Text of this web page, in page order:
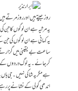
روز جیتے ہیں اور روز مرتے
یہ مرثیہ ہے ان لوگوں کا جن
یہ کہانی ہے ان لوگوں کی
ساعت بے یقینی میں گزارتے
کر جائے۔ یہ لوگ دردوں کے
ہے مگر یہ شاکی نہیں۔ جی
اندھی گولی کے نشانے پر